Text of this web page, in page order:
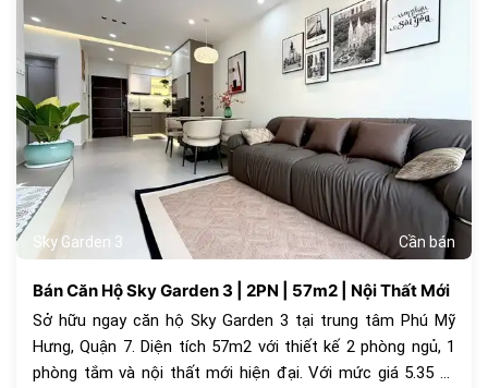
Sky Garden 3 Cần bán
Bán Căn Hộ Sky Garden 3 | 2PN | 57m2 | Nội Thất Mới
Sở hữu ngay căn hộ Sky Garden 3 tại trung tâm Phú Mỹ
Hưng, Quận 7. Diện tích 57m2 với thiết kế 2 phòng ngủ, 1
phòng tắm và nội thất mới hiện đại. Với mức giá 5.35 tỷ